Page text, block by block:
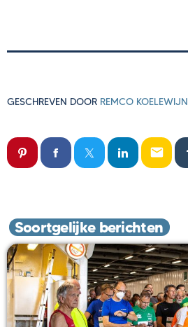
GESCHREVEN DOOR REMCO KOELEWIJN
email
Soortgelijke berichten